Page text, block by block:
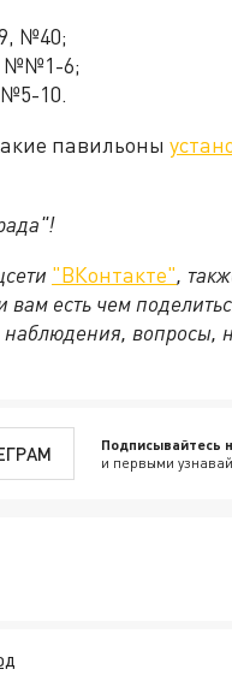
№40;
№№1-6;
10.
павильоны
"ВКонтакте",
вам есть чем
вопросы,
Подписывайтесь
и первыми